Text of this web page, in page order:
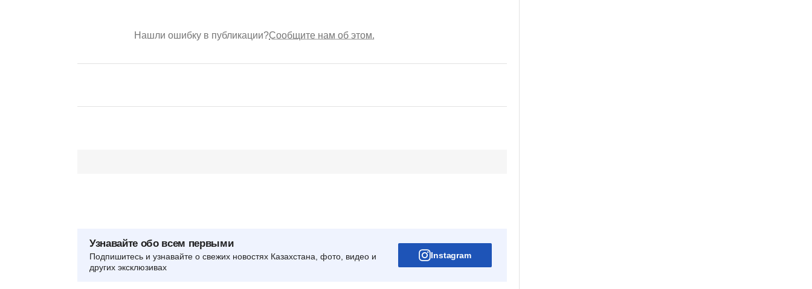
Нашли ошибку в публикации?Сообщите нам об этом.
Узнавайте обо всем первыми
Подпишитесь и узнавайте о свежих новостях Казахстана, фото, видео и
других эксклюзивах
Instagram